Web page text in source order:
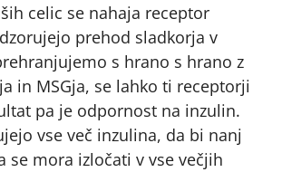
celic se nahaja receptor
prehod sladkorja v
s hrano s hrano z
in MSGja, se lahko ti receptorji
pa je odpornost na inzulin.
vse več inzulina, da bi nanj
se mora izločati v vse večjih